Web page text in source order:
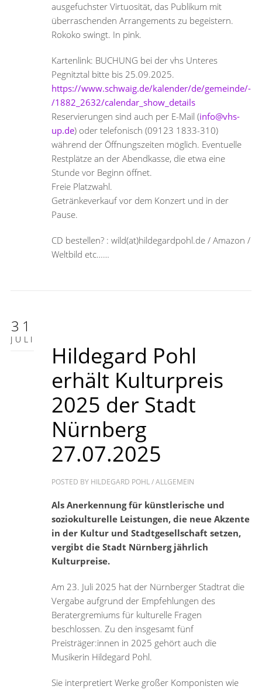
ausgefuchster Virtuosität, das Publikum mit
überraschenden Arrangements zu begeistern.
Rokoko swingt. In pink.
Kartenlink: BUCHUNG bei der vhs Unteres
Pegnitztal bitte bis 25.09.2025.
https://www.schwaig.de/kalender/de/gemeinde/-
/1882_2632/calendar_show_details
Reservierungen sind auch per E-Mail (info@vhs-
up.de) oder telefonisch (09123 1833-310)
während der Öffnungszeiten möglich. Eventuelle
Restplätze an der Abendkasse, die etwa eine
Stunde vor Beginn öffnet.
Freie Platzwahl.
Getränkeverkauf vor dem Konzert und in der
Pause.
CD bestellen? : wild(at)hildegardpohl.de / Amazon /
Weltbild etc……
31
JULI
Hildegard Pohl
erhält Kulturpreis
2025 der Stadt
Nürnberg
27.07.2025
POSTED BY HILDEGARD POHL/ALLGEMEIN
Als Anerkennung für künstlerische und
soziokulturelle Leistungen, die neue Akzente
in der Kultur und Stadtgesellschaft setzen,
vergibt die Stadt Nürnberg jährlich
Kulturpreise.
Am 23. Juli 2025 hat der Nürnberger Stadtrat die
Vergabe aufgrund der Empfehlungen des
Beratergremiums für kulturelle Fragen
beschlossen. Zu den insgesamt fünf
Preisträger:innen in 2025 gehört auch die
Musikerin Hildegard Pohl.
Sie interpretiert Werke großer Komponisten wie